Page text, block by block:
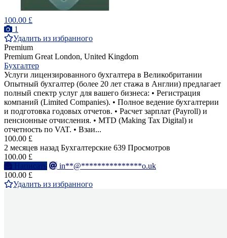
100.00 £
1
Удалить из избранного
Premium
Premium Great London, United Kingdom
Бухгалтер
Услуги лицензированного бухгалтера в Великобритании
Опытный бухгалтер (более 20 лет стажа в Англии) предлагает
полный спектр услуг для вашего бизнеса: • Регистрация
компаний (Limited Companies). • Полное ведение бухгалтерии
и подготовка годовых отчетов. • Расчет зарплат (Payroll) и
пенсионные отчисления. • MTD (Making Tax Digital) и
отчетность по VAT. • Взаи...
100.00 £
2 месяцев назад Бухгалтерские 639 Просмотров
100.00 £
Написать
in**@***************o.uk
100.00 £
Удалить из избранного